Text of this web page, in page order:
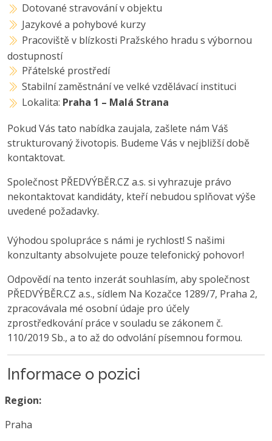
Dotované stravování v objektu
Jazykové a pohybové kurzy
Pracoviště v blízkosti Pražského hradu s výbornou
dostupností
Přátelské prostředí
Stabilní zaměstnání ve velké vzdělávací instituci
Lokalita: Praha 1 – Malá Strana
Pokud Vás tato nabídka zaujala, zašlete nám Váš
strukturovaný životopis. Budeme Vás v nejbližší době
kontaktovat.
Společnost PŘEDVÝBĚR.CZ a.s. si vyhrazuje právo
nekontaktovat kandidáty, kteří nebudou splňovat výše
uvedené požadavky.
Výhodou spolupráce s námi je rychlost! S našimi
konzultanty absolvujete pouze telefonický pohovor!
Odpovědí na tento inzerát souhlasím, aby společnost
PŘEDVÝBĚR.CZ a.s., sídlem Na Kozačce 1289/7, Praha 2,
zpracovávala mé osobní údaje pro účely
zprostředkování práce v souladu se zákonem č.
110/2019 Sb., a to až do odvolání písemnou formou.
Informace o pozici
Region:
Praha